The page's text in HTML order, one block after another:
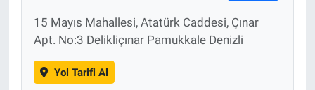
15 Mayıs Mahallesi, Atatürk Caddesi, Çınar
Apt. No:3 Delikliçınar Pamukkale Denizli
Yol Tarifi Al